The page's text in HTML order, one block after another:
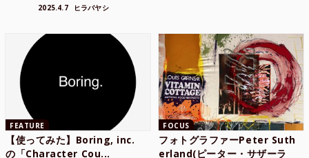
2025.4.7 ヒラバヤシ
FEATURE
【使ってみた】Boring, inc.
の「Character Cou...
FOCUS
フォトグラファーPeter Suth
erland(ピーター・サザーラ